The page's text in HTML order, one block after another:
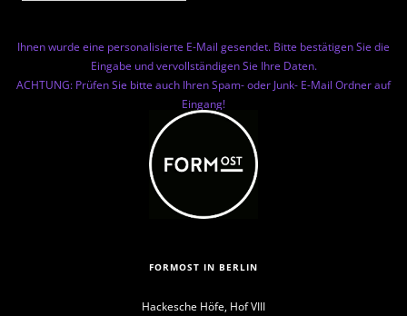
Ihnen wurde eine personalisierte E-Mail gesendet. Bitte bestätigen Sie die
Eingabe und vervollständigen Sie Ihre Daten.
ACHTUNG: Prüfen Sie bitte auch Ihren Spam- oder Junk- E-Mail Ordner auf
Eingang!
FORMOST IN BERLIN
Hackesche Höfe, Hof VIII